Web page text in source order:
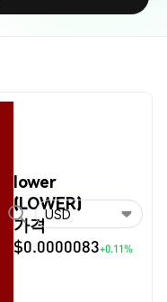
lower
(LOWER)
가격
$0.0000083+0.11%
USD